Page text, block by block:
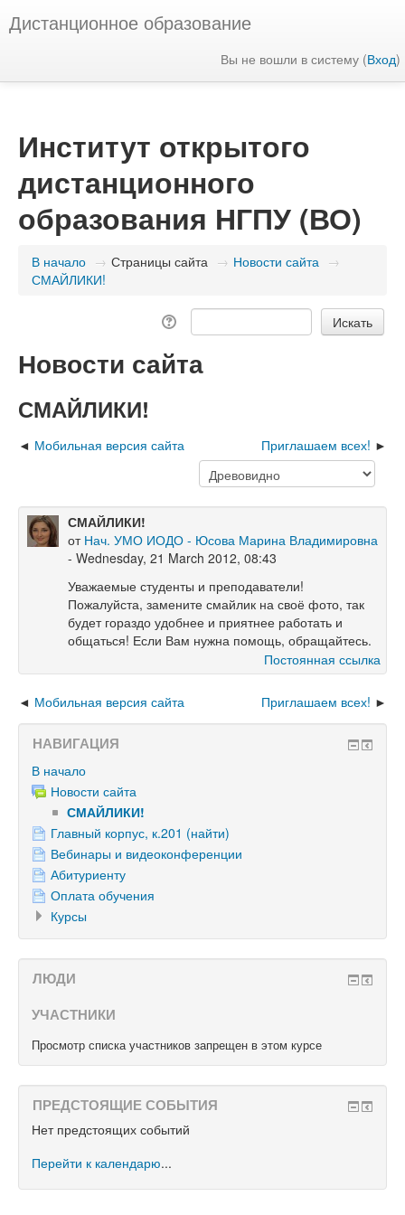
Дистанционное образование
Вы не вошли в систему (Вход)
Институт открытого
дистанционного
образования НГПУ (ВО)
В начало → Страницы сайта → Новости сайта →
СМАЙЛИКИ!
Новости сайта
СМАЙЛИКИ!
Мобильная версия сайта Приглашаем всех!
СМАЙЛИКИ!
от Нач. УМО ИОДО - Юсова Марина Владимировна
- Wednesday, 21 March 2012, 08:43
Уважаемые студенты и преподаватели!
Пожалуйста, замените смайлик на своё фото, так
будет гораздо удобнее и приятнее работать и
общаться! Если Вам нужна помощь, обращайтесь.
Постоянная ссылка
Мобильная версия сайта Приглашаем всех!
НАВИГАЦИЯ
В начало
Новости сайта
СМАЙЛИКИ!
Главный корпус, к.201 (найти)
Вебинары и видеоконференции
Абитуриенту
Оплата обучения
Курсы
ЛЮДИ
УЧАСТНИКИ
Просмотр списка участников запрещен в этом курсе
ПРЕДСТОЯЩИЕ СОБЫТИЯ
Нет предстоящих событий
Перейти к календарю...